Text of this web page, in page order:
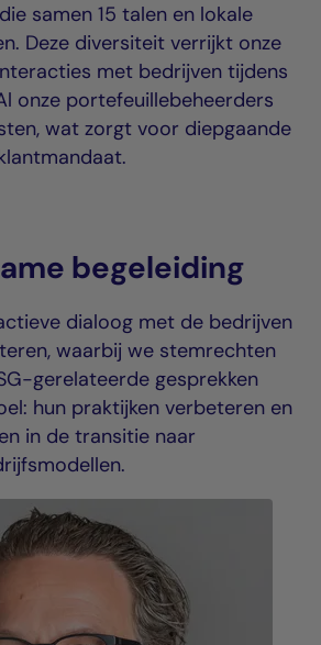
samen 15 talen en lokale
Deze diversiteit verrijkt onze
met bedrijven tijdens
onze portefeuillebeheerders
wat zorgt voor diepgaande
begeleiding
dialoog met de bedrijven
waarbij we stemrechten
gerelateerde gesprekken
hun praktijken verbeteren en
in de transitie naar